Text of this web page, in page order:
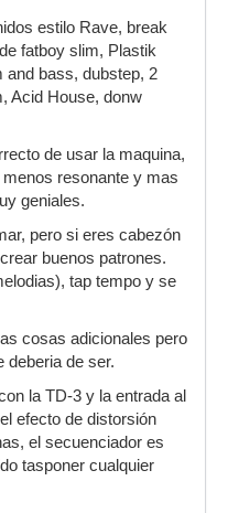
estilo Rave, break
fatboy slim, Plastik
and bass, dubstep, 2
Acid House, donw
de usar la maquina,
resonante y mas
geniales.
pero si eres cabezón
buenos patrones.
tap tempo y se
cosas adicionales pero
deberia de ser.
la TD-3 y la entrada al
efecto de distorsión
el secuenciador es
tasponer cualquier